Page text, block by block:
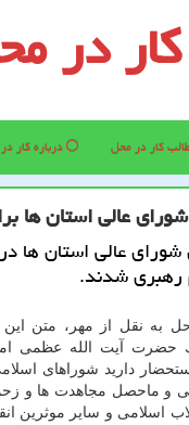
کار در
كار در محل درباره كار
عالی استان ها
عالی استان ها
رهبری شدند.
به نقل از مهر، متن
آیت الله عظمی
دارید شوراهای
و ماحصل مجاهدت ها و
اسلامی و سایر موثرین